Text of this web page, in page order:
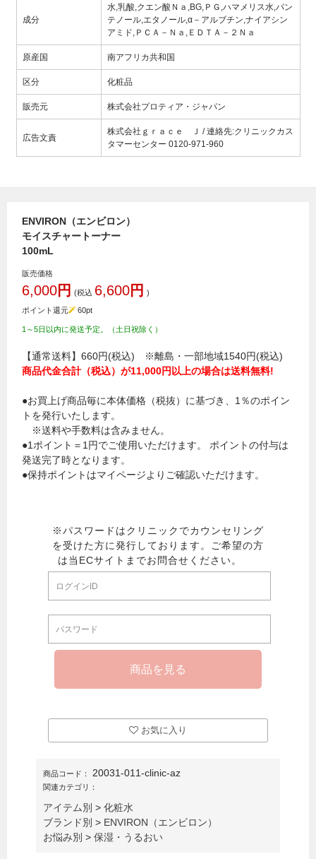
成分
水,乳酸,クエン酸Ｎａ,BG,ＰＧ,ハマメリス水,パン
テノール,エタノール,α－アルブチン,ナイアシン
アミド,ＰＣＡ－Ｎａ,ＥＤＴＡ－２Ｎａ
原産国 南アフリカ共和国
区分 化粧品
販売元 株式会社プロティア・ジャパン
広告文責
株式会社ｇｒａｃｅ Ｊ / 連絡先:クリニックカス
タマーセンター 0120-971-960
ENVIRON（エンビロン）
モイスチャートーナー
100mL
販売価格
6,000円 (税込 6,600円 )
ポイント還元 60pt
1～5日以内に発送予定。（土日祝除く）
【通常送料】660円(税込) ※離島・一部地域1540円(税込)
商品代金合計（税込）が11,000円以上の場合は送料無料!
●お買上げ商品毎に本体価格（税抜）に基づき、1％のポイン
トを発行いたします。
※送料や手数料は含みません。
●1ポイント＝1円でご使用いただけます。 ポイントの付与は
発送完了時となります。
●保持ポイントはマイページよりご確認いただけます。
お気に入り
商品コード： 20031-011-clinic-az
関連カテゴリ：
アイテム別 >化粧水
ブランド別 > ENVIRON（エンビロン）
お悩み別 >保湿・うるおい